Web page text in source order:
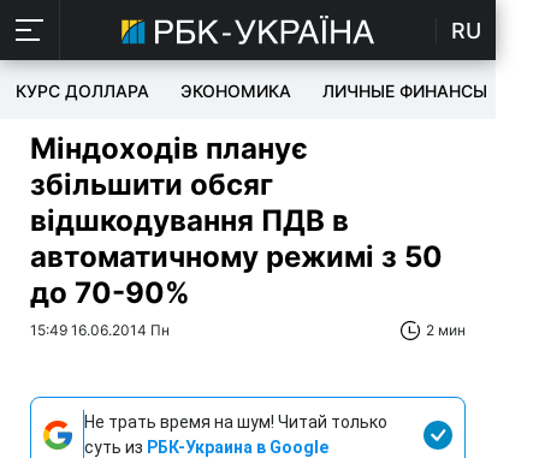
RU
КУРС ДОЛЛАРА ЭКОНОМИКА ЛИЧНЫЕ ФИНАНСЫ
Міндоходів планує
збільшити обсяг
відшкодування ПДВ в
автоматичному режимі з 50
до 70-90%
15:49 16.06.2014 Пн 2 мин
Не трать время на шум! Читай только
суть из РБК-Украина в Google